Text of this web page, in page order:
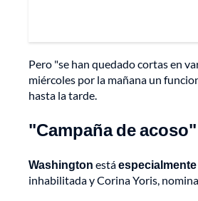
Pero "se han quedado cortas en
miércoles por la mañana un
hasta la tarde.
"Campaña de acoso"
Washington está
inhabilitada y Corina Yoris,